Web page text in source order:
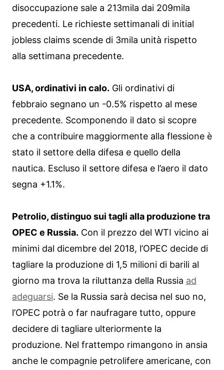
disoccupazione sale a 213mila dai 209mila
precedenti. Le richieste settimanali di initial
jobless claims scende di 3mila unità rispetto
alla settimana precedente.
USA, ordinativi in calo. Gli ordinativi di
febbraio segnano un -0.5% rispetto al mese
precedente. Scomponendo il dato si scopre
che a contribuire maggiormente alla flessione è
stato il settore della difesa e quello della
nautica. Escluso il settore difesa e l’aero il dato
segna +1.1%.
Petrolio, distinguo sui tagli alla produzione tra
OPEC e Russia. Con il prezzo del WTI vicino ai
minimi dal dicembre del 2018, l’OPEC decide di
tagliare la produzione di 1,5 milioni di barili al
giorno ma trova la riluttanza della Russia ad
adeguarsi. Se la Russia sarà decisa nel suo no,
l’OPEC potrà o far naufragare tutto, oppure
decidere di tagliare ulteriormente la
produzione. Nel frattempo rimangono in ansia
anche le compagnie petrolifere americane, con